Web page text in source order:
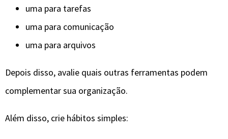
uma para tarefas
uma para comunicação
uma para arquivos
Depois disso, avalie quais outras ferramentas podem
complementar sua organização.
Além disso, crie hábitos simples: